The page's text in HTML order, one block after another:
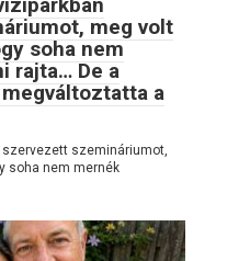
meg volt
soha nem
rajta… De a
a
szemináriumot,
soha nem mernék